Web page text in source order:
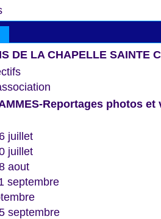
DE LA CHAPELLE SAINTE
Reportages photos et
juillet
juillet
aout
septembre
septembre